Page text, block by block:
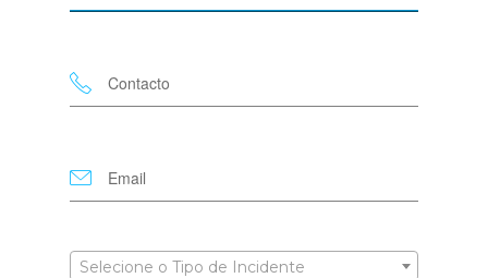
Selecione o Tipo de Incidente